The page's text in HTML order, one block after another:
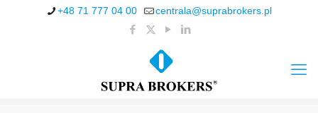
+48 71 777 04 00 centrala@suprabrokers.pl